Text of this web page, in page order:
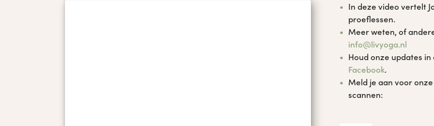
In deze video vertelt
proeflessen.
Meer weten, of
info@livyoga.nl
Houd onze updates
Facebook.
Meld je aan voor
scannen: